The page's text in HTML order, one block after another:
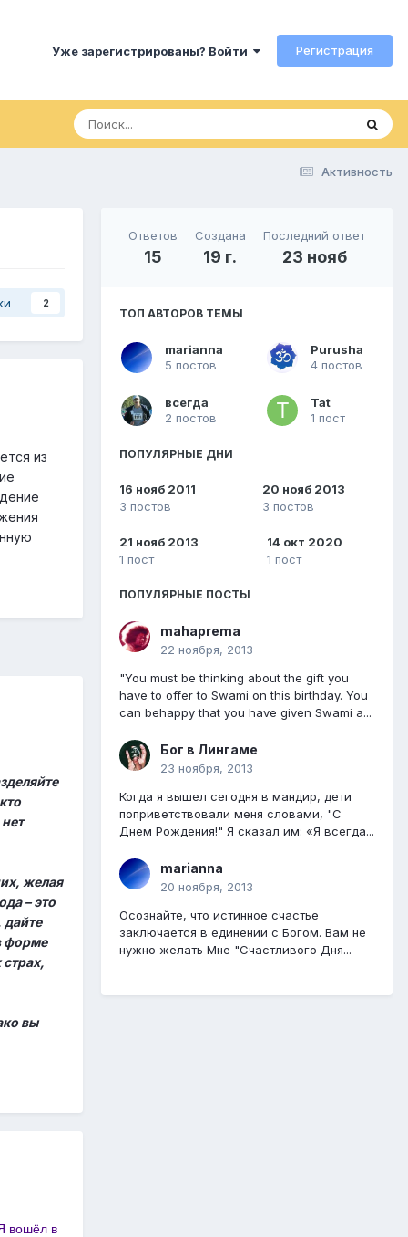
Уже зарегистрированы? Войти Регистрация
Активность
2
из
желая
– это
дайте
форме
вы
вошёл в
Ответов
15
Создана
19 г.
Последний ответ
23 нояб
ТОП АВТОРОВ ТЕМЫ
marianna
5 постов
Purusha
4 постов
всегда
2 постов
Tat
1 пост
ПОПУЛЯРНЫЕ ДНИ
16 нояб 2011
3 постов
20 нояб 2013
3 постов
21 нояб 2013
1 пост
14 окт 2020
1 пост
ПОПУЛЯРНЫЕ ПОСТЫ
mahaprema
22 ноября, 2013
"You must be thinking about the gift you
have to offer to Swami on this birthday. You
can behappy that you have given Swami a...
Бог в Лингаме
23 ноября, 2013
Когда я вышел сегодня в мандир, дети
поприветствовали меня словами, "С
Днем Рождения!" Я сказал им: «Я всегда...
marianna
20 ноября, 2013
Осознайте, что истинное счастье
заключается в единении с Богом. Вам не
нужно желать Мне "Счастливого Дня...